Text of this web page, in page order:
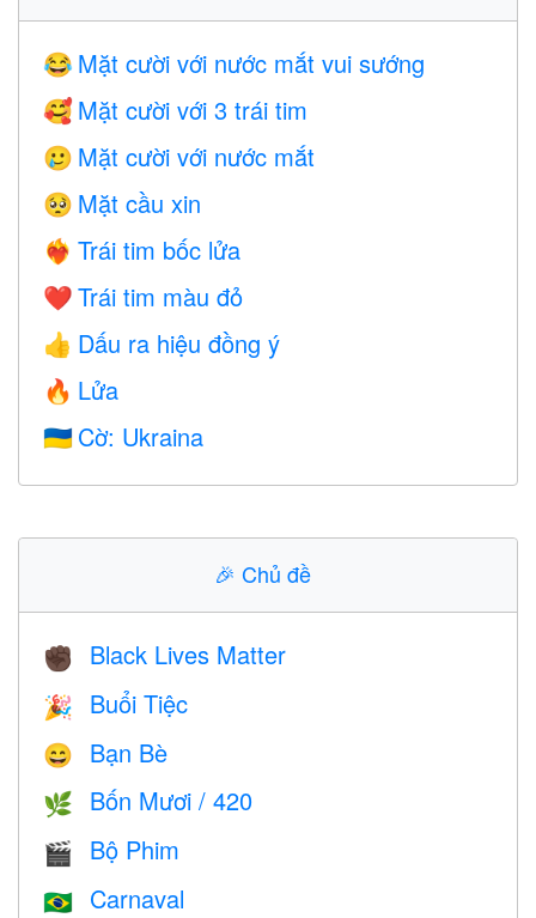
😂 Mặt cười với nước mắt vui sướng
🥰 Mặt cười với 3 trái tim
🥲 Mặt cười với nước mắt
🥺 Mặt cầu xin
❤️‍🔥 Trái tim bốc lửa
❤️ Trái tim màu đỏ
👍 Dấu ra hiệu đồng ý
🔥 Lửa
🇺🇦 Cờ: Ukraina
🎉 Chủ đề
✊🏿 Black Lives Matter
🎉 Buổi Tiệc
😄 Bạn Bè
🌿 Bốn Mươi / 420
🎬 Bộ Phim
🇧🇷 Carnaval